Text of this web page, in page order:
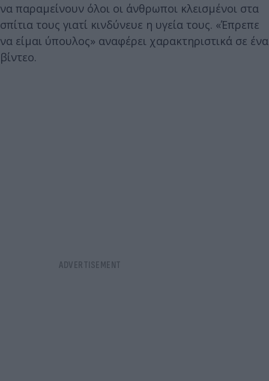
να παραμείνουν όλοι οι άνθρωποι κλεισμένοι στα
σπίτια τους γιατί κινδύνευε η υγεία τους. «Έπρεπε
να είμαι ύπουλος» αναφέρει χαρακτηριστικά σε ένα
βίντεο.